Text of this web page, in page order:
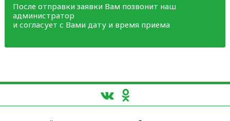
После отправки заявки Вам позвонит наш
администратор
и согласует с Вами дату и время приема